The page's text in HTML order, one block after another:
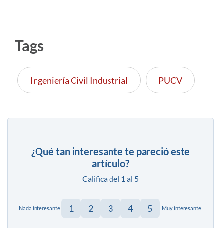
Tags
Ingeniería Civil Industrial PUCV
¿Qué tan interesante te pareció este
artículo?
Califica del 1 al 5
Nada interesante 1 2 3 4 5 Muy interesante